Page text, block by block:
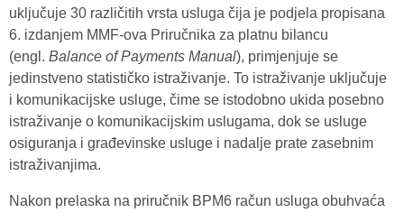
uključuje 30 različitih vrsta usluga čija je podjela propisana
6. izdanjem MMF-ova Priručnika za platnu bilancu
(engl. Balance of Payments Manual), primjenjuje se
jedinstveno statističko istraživanje. To istraživanje uključuje
i komunikacijske usluge, čime se istodobno ukida posebno
istraživanje o komunikacijskim uslugama, dok se usluge
osiguranja i građevinske usluge i nadalje prate zasebnim
istraživanjima.
Nakon prelaska na priručnik BPM6 račun usluga obuhvaća